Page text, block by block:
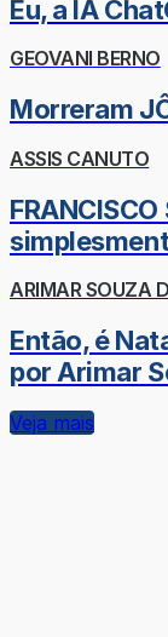
Eu, a IA
GEOVANI BERNO
Morreram
ASSIS CANUTO
ARIMAR SOUZA
Então, é
por Arimar
Veja mais